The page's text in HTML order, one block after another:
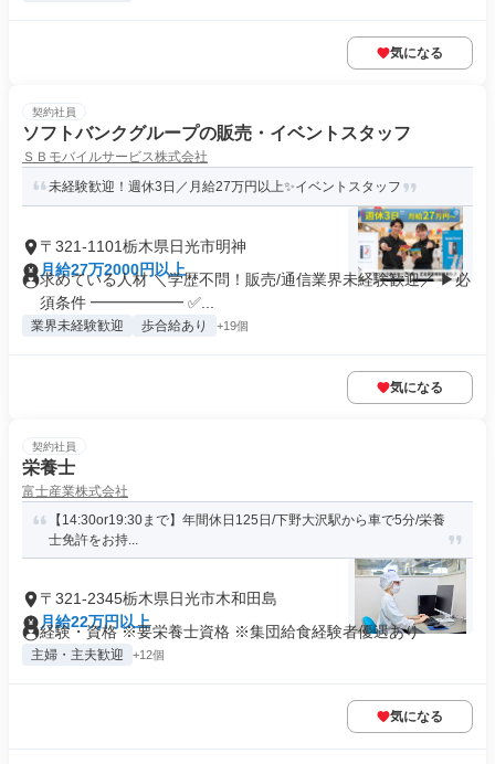
気になる
契約社員
ソフトバンクグループの販売・イベントスタッフ
ＳＢモバイルサービス株式会社
未経験歓迎！週休3日／月給27万円以上✨イベントスタッフ
〒321-1101栃木県日光市明神
月給27万2000円以上
求めている人材 ＼学歴不問！販売/通信業界未経験歓迎／ ▶必
須条件 ━━━━━━ ✅...
業界未経験歓迎 歩合給あり +19個
気になる
契約社員
栄養士
富士産業株式会社
【14:30or19:30まで】年間休日125日/下野大沢駅から車で5分/栄養
士免許をお持...
〒321-2345栃木県日光市木和田島
月給22万円以上
経験・資格 ※要栄養士資格 ※集団給食経験者優遇あり
主婦・主夫歓迎 +12個
気になる